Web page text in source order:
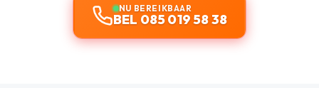
NU BEREIKBAAR
BEL 085 019 58 38